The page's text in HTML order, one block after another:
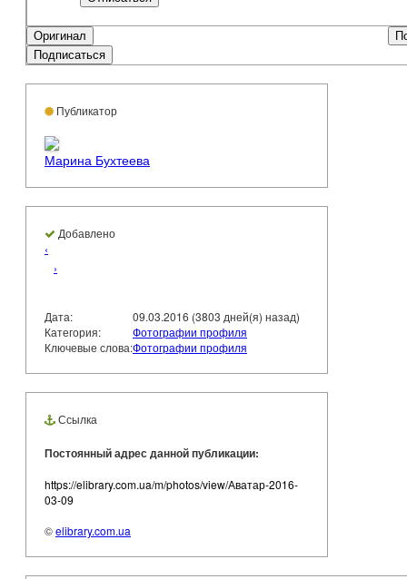
Оригинал
Подписаться
Публикатор
Марина Бухтеева
Добавлено
‹
›
Дата:
09.03.2016 (3803 дней(я) назад)
Категория:
Фотографии профиля
Ключевые слова:Фотографии профиля
Ссылка
Постоянный адрес данной публикации:
https://elibrary.com.ua/m/photos/view/Аватар-2016-
03-09
©elibrary.com.ua